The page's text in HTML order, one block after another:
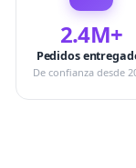
2.4M+
Pedidos
De confianza desde